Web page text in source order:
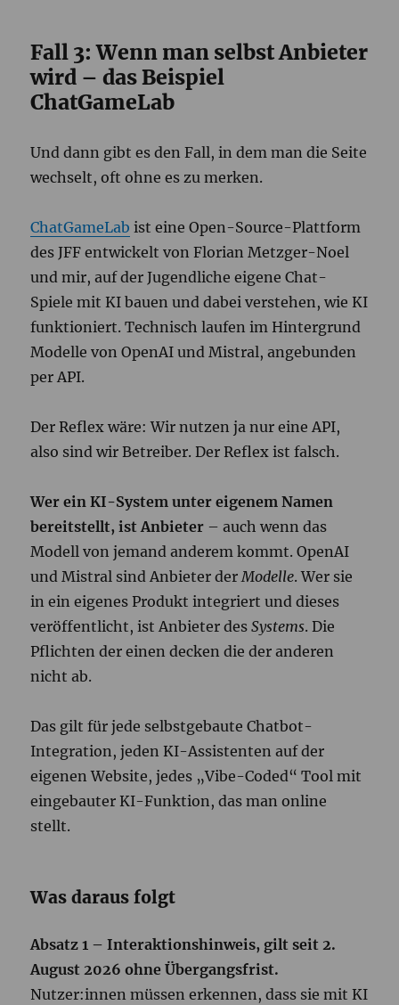
Fall 3: Wenn man selbst Anbieter
wird – das Beispiel
ChatGameLab
Und dann gibt es den Fall, in dem man die Seite
wechselt, oft ohne es zu merken.
ChatGameLab ist eine Open-Source-Plattform
des JFF entwickelt von Florian Metzger-Noel
und mir, auf der Jugendliche eigene Chat-
Spiele mit KI bauen und dabei verstehen, wie KI
funktioniert. Technisch laufen im Hintergrund
Modelle von OpenAI und Mistral, angebunden
per API.
Der Reflex wäre: Wir nutzen ja nur eine API,
also sind wir Betreiber. Der Reflex ist falsch.
Wer ein KI-System unter eigenem Namen
bereitstellt, ist Anbieter – auch wenn das
Modell von jemand anderem kommt. OpenAI
und Mistral sind Anbieter derModelle. Wer sie
in ein eigenes Produkt integriert und dieses
veröffentlicht, ist Anbieter desSystems. Die
Pflichten der einen decken die der anderen
nicht ab.
Das gilt für jede selbstgebaute Chatbot-
Integration, jeden KI-Assistenten auf der
eigenen Website, jedes „Vibe-Coded“ Tool mit
eingebauter KI-Funktion, das man online
stellt.
Was daraus folgt
Absatz 1 – Interaktionshinweis, gilt seit 2.
August 2026 ohne Übergangsfrist.
Nutzer:innen müssen erkennen, dass sie mit KI